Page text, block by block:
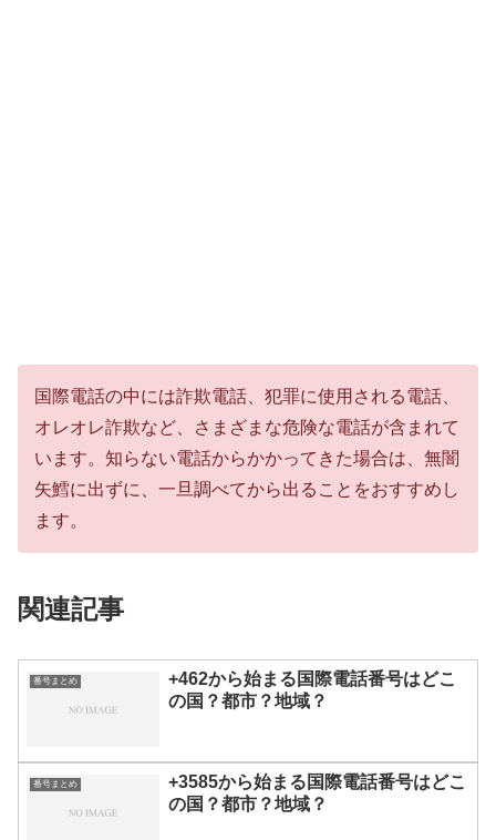
国際電話の中には詐欺電話、犯罪に使用される電話、
オレオレ詐欺など、さまざまな危険な電話が含まれて
います。知らない電話からかかってきた場合は、無闇
矢鱈に出ずに、一旦調べてから出ることをおすすめし
ます。
関連記事
番号まとめ
+462から始まる国際電話番号はどこ
の国？都市？地域？
番号まとめ
+3585から始まる国際電話番号はどこ
の国？都市？地域？